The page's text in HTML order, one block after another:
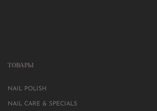
ТОВАРЫ
NAIL POLISH
NAIL CARE & SPECIALS